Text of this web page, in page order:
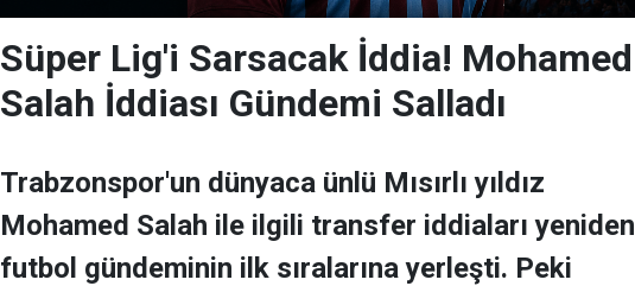
Süper Lig'i Sarsacak İddia! Mohamed
Salah İddiası Gündemi Salladı
Trabzonspor'un dünyaca ünlü Mısırlı yıldız
Mohamed Salah ile ilgili transfer iddiaları yeniden
futbol gündeminin ilk sıralarına yerleşti. Peki